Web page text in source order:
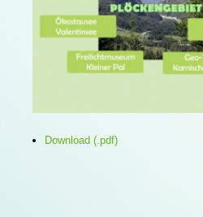
Download (.pdf)